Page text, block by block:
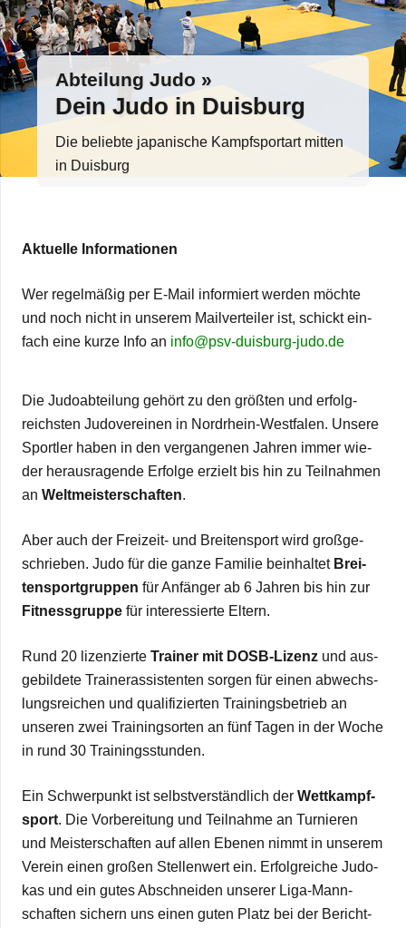
Abtei­lung Judo »
Dein Judo in Duisburg
Die beliebte japa­ni­sche Kampf­sport­art mit­ten
in Duisburg
Aktu­elle Informationen
Wer regel­mä­ßig per E‑Mail infor­miert wer­den möchte
und noch nicht in unse­rem Mail­ver­tei­ler ist, schickt ein­
fach eine kurze Info an info@​psv-​duisburg-​judo.​de
Die Judo­ab­tei­lung gehört zu den größ­ten und erfolg­
reichs­ten Judo­ver­ei­nen in Nor­d­rhein-Wes­t­­fa­­len. Unsere
Sport­ler haben in den ver­gan­ge­nen Jah­ren immer wie­
der her­aus­ra­gende Erfolge erzielt bis hin zu Teil­nah­men
an Welt­meis­ter­schaf­ten.
Aber auch der Frei­­zeit- und Brei­ten­sport wird groß­ge­
schrie­ben. Judo für die ganze Fami­lie beinhal­tet Brei­
ten­sport­grup­pen für Anfän­ger ab 6 Jah­ren bis hin zur
Fit­ness­gruppe für inter­es­sierte Eltern.
Rund 20 lizen­zierte Trai­ner mit DOSB-Lizenz und aus­
ge­bil­dete Trai­ner­as­sis­ten­ten sor­gen für einen abwechs­
lungs­rei­chen und qua­li­fi­zier­ten Trai­nings­be­trieb an
unse­ren zwei Trai­nings­or­ten an fünf Tagen in der Woche
in rund 30 Trainingsstunden.
Ein Schwer­punkt ist selbst­ver­ständ­lich der Wett­kampf­
sport. Die Vor­be­rei­tung und Teil­nahme an Tur­nie­ren
und Meis­ter­schaf­ten auf allen Ebe­nen nimmt in unse­rem
Ver­ein einen gro­ßen Stel­len­wert ein. Erfolg­rei­che Judo­
kas und ein gutes Abschnei­den unse­rer Liga-Man­n­­
schaf­­ten sichern uns einen guten Platz bei der Bericht­